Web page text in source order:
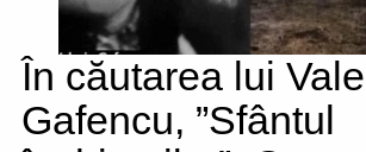
În căutarea lui
Gafencu, ”Sfântul